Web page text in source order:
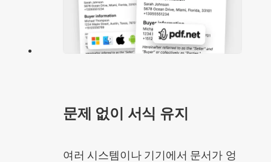
문제 없이 서식 유지
여러 시스템이나 기기에서 문서가 엉